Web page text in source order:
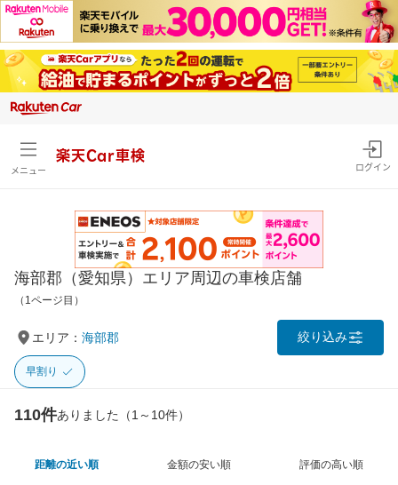
メニュー
楽天Car車検
ログイン
海部郡（愛知県）エリア周辺の車検店舗
（1ページ目）
エリア： 海部郡 絞り込み
早割り
110件ありました（1～10件）
距離の近い順 金額の安い順 評価の高い順